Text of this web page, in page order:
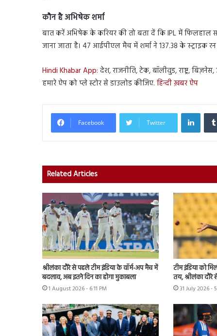
कौन है अभिषेकशर्मा
बात करें अभिषेक के करियर की तो बता दें कि IPL में फ‍िलहाल
जाना जाता है। 47 आईपीएल मैच में शर्मा ने 137.38 के स्ट्राइक
Hindi Khabar App: देश, राजनीति, टेक, बॉलीवुड, राष्ट्र,
हमारे ऐप को प्ले स्टोर से डाउलोड कीजिए. हिन्दी ख़बर ऐप
Facebook Twitter
Related Articles
श्रीलंका दौरे से पहले टीम इंडिया के वॉर्म-अप मैच में
बदलाव, अब इतने दिन का होगा मुकाबला
1 August 2026 - 6:11 PM
टीम इंडिया को
तय, श्रीलंका
31 July 2026 -